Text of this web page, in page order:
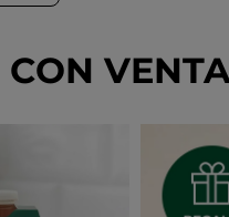
CON